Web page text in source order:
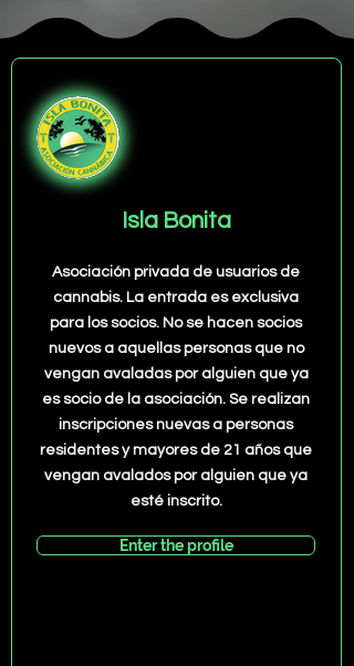
Isla Bonita
Asociación privada de usuarios de
cannabis. La entrada es exclusiva
para los socios. No se hacen socios
nuevos a aquellas personas que no
vengan avaladas por alguien que ya
es socio de la asociación. Se realizan
inscripciones nuevas a personas
residentes y mayores de 21 años que
vengan avalados por alguien que ya
esté inscrito.
Enter the profile